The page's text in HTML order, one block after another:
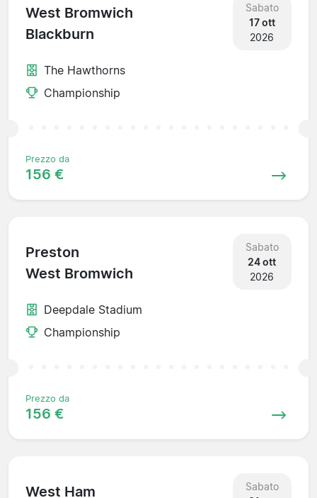
West Bromwich
Blackburn
Sabato
17 ott
2026
The Hawthorns
Championship
Prezzo da
156 €
Preston
West Bromwich
Sabato
24 ott
2026
Deepdale Stadium
Championship
Prezzo da
156 €
West Ham
Sabato